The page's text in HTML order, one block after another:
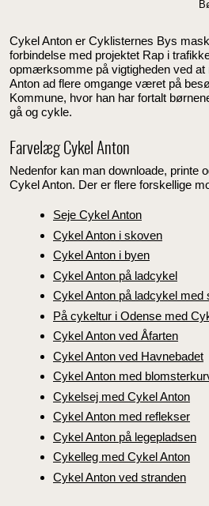
Cykel Anton er Cyklisternes Bys
forbindelse med projektet Rap i
opmærksomme på vigtigheden ved
Anton ad flere omgange været på
Kommune, hvor han har fortalt
gå og cykle.
Farvelæg Cykel Anton
Nedenfor kan man downloade, printe
Cykel Anton. Der er flere forskellige
Seje Cykel Anton
Cykel Anton i skoven
Cykel Anton i byen
Cykel Anton på ladcykel
Cykel Anton på ladcykel med
På cykeltur i Odense med
Cykel Anton ved Åfarten
Cykel Anton ved Havnebadet
Cykel Anton med
Cykelsej med Cykel Anton
Cykel Anton med reflekser
Cykel Anton på legepladsen
Cykelleg med Cykel Anton
Cykel Anton ved stranden